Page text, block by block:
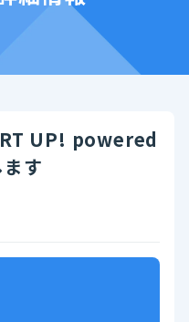
UP! powered
す